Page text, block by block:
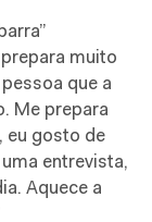
muito
que a
Me prepara
eu gosto de
entrevista,
Aquece a